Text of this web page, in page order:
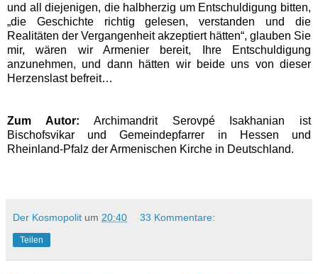
und all diejenigen, die halbherzig um Entschuldigung bitten,
„die Geschichte richtig gelesen, verstanden und die
Realitäten der Vergangenheit akzeptiert hätten“, glauben Sie
mir, wären wir Armenier bereit, Ihre Entschuldigung
anzunehmen, und dann hätten wir beide uns von dieser
Herzenslast befreit…
Zum Autor:Archimandrit Serovpé Isakhanian ist
Bischofsvikar und Gemeindepfarrer in Hessen und
Rheinland-Pfalz der Armenischen Kirche in Deutschland.
Der Kosmopolit um 20:40 33 Kommentare:
Teilen